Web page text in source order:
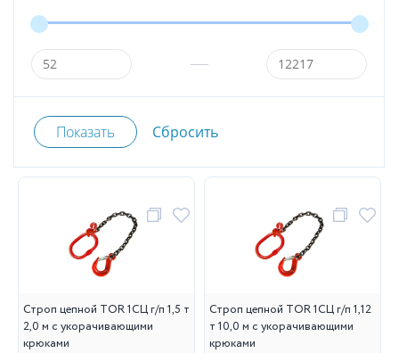
Строп цепной TOR 1СЦ г/п 1,5 т
2,0 м с укорачивающими
крюками
Строп цепной TOR 1СЦ г/п 1,12
т 10,0 м с укорачивающими
крюками